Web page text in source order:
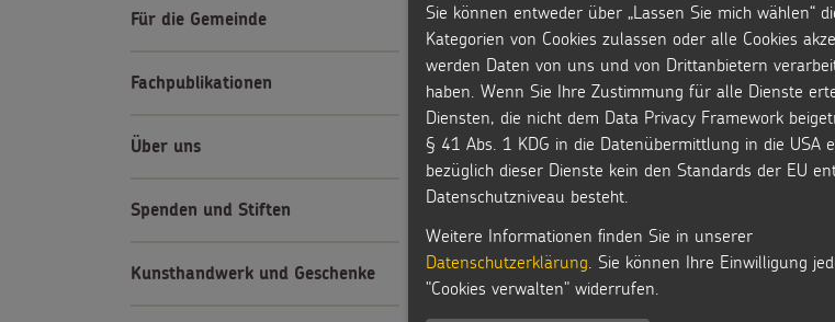
Für die Gemeinde
Fachpublikationen
Über uns
Spenden und Stiften
Kunsthandwerk und Geschenke
DKS24: Werkheft zur
Aktion
Dreikönigssingen
Gottesdienste
Sie können entweder über „Lassen Sie mich wählen“
Kategorien von Cookies zulassen oder alle Cookies
werden Daten von uns und von Drittanbietern
haben. Wenn Sie Ihre Zustimmung für alle Dienste
Diensten, die nicht dem Data Privacy Framework
§ 41 Abs. 1 KDG in die Datenübermittlung in die USA
bezüglich dieser Dienste kein den Standards der EU
Datenschutzniveau besteht.
Weitere Informationen finden Sie in unserer
Datenschutzerklärung. Sie können Ihre Einwilligung
"Cookies verwalten" widerrufen.